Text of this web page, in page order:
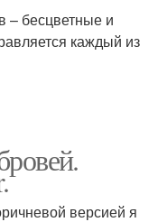
– бесцветные и
каждый из
версией я